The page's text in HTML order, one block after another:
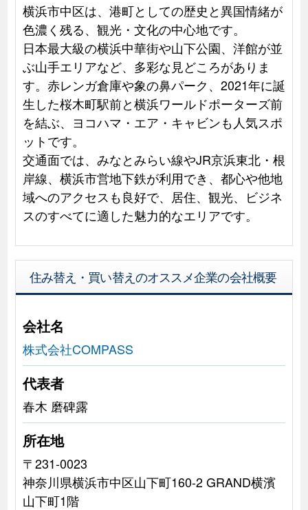
横浜市中区は、港町としての歴史と異国情緒が
色濃く残る、観光・文化の中心地です。
日本最大級の横浜中華街や山下公園、洋館が並
ぶ山手エリアなど、多彩な見どころがありま
す。赤レンガ倉庫や象の鼻パーク、2021年に誕
生した桜木町駅前と横浜ワールドポーターズ前
を結ぶ、ヨコハマ・エア・キャビンも人気スポ
ットです。
交通面では、みなとみらい線やJR京浜東北・根
岸線、横浜市営地下鉄が利用でき、都心や他地
域へのアクセスも良好で、居住、観光、ビジネ
スのすべてに適した魅力的なエリアです。
住み替え・買い替えのオススメ企業の会社概要
会社名
株式会社COMPASS
代表者
春木 磨碑露
所在地
〒231-0023
神奈川県横浜市中区山下町160-2 GRAND横濱
山下町1階